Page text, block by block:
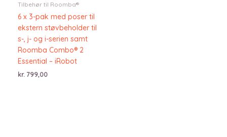
Tilbehør til Roomba®
6 x 3-pak med poser til
ekstern støvbeholder til
s-, j- og i-serien samt
Roomba Combo® 2
Essential – iRobot
kr. 799,00